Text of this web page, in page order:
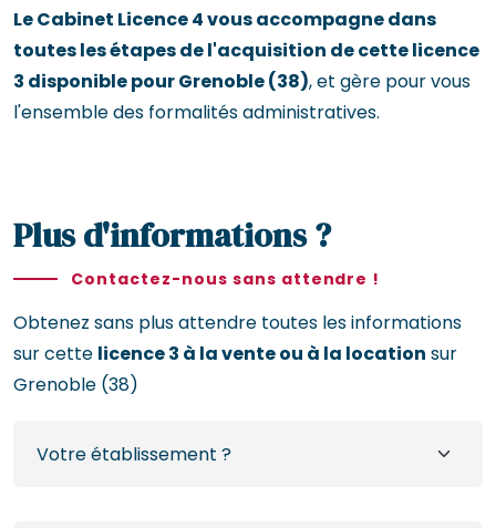
Le Cabinet Licence 4 vous accompagne dans
toutes les étapes de l'acquisition de cette licence
3 disponible pour Grenoble (38), et gère pour vous
l'ensemble des formalités administratives.
Plus d'informations ?
Contactez-nous sans attendre !
Obtenez sans plus attendre toutes les informations
sur cette licence 3 à la vente ou à la location sur
Grenoble (38)